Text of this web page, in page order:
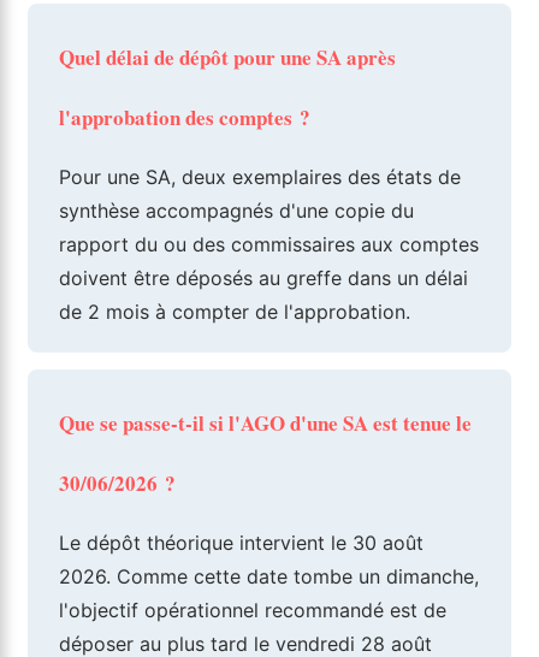
Quel délai de dépôt pour une SA après
l'approbation des comptes ?
Pour une SA, deux exemplaires des états de
synthèse accompagnés d'une copie du
rapport du ou des commissaires aux comptes
doivent être déposés au greffe dans un délai
de 2 mois à compter de l'approbation.
Que se passe-t-il si l'AGO d'une SA est tenue le
30/06/2026 ?
Le dépôt théorique intervient le 30 août
2026. Comme cette date tombe un dimanche,
l'objectif opérationnel recommandé est de
déposer au plus tard le vendredi 28 août